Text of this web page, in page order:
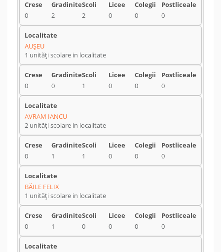
0 2 2 0 0 0
AUŞEU
1 unități scolare in localitate
0 0 1 0 0 0
AVRAM IANCU
2 unități scolare in localitate
0 1 1 0 0 0
BĂILE FELIX
1 unități scolare in localitate
0 1 0 0 0 0